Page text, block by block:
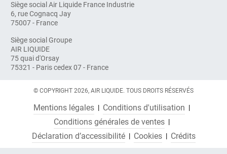
Siège social Air Liquide France Industrie
6, rue Cognacq Jay
75007 - France
Siège social Groupe
AIR LIQUIDE
75 quai d'Orsay
75321 - Paris cedex 07 - France
© COPYRIGHT 2026, AIR LIQUIDE. TOUS DROITS RÉSERVÉS
Mentions légales
Conditions d'utilisation
Conditions générales de ventes
Déclaration d’accessibilité
Cookies Crédits